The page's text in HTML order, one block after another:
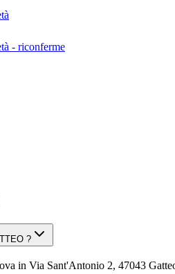
- riconferme
?
in Via Sant'Antonio 2, 47043